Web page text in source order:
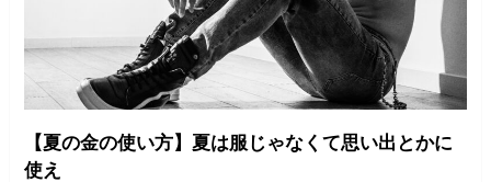
【夏の金の使い方】夏は服じゃなくて思い出とかに
使え